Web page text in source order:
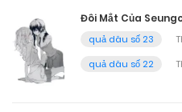
Đôi Mắt Của
quả dâu số 23
quả dâu số 22